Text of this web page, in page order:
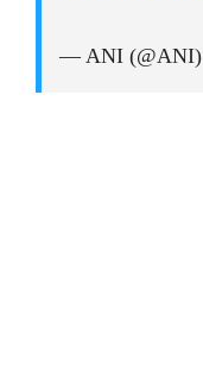
— ANI (@ANI)